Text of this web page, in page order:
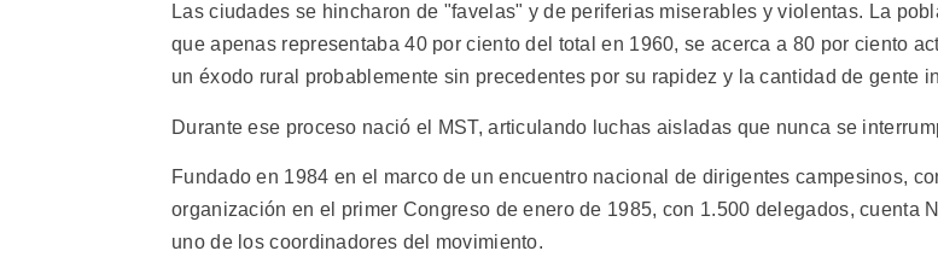
Las ciudades se hincharon de "favelas" y de periferias miserables y violentas. La
que apenas representaba 40 por ciento del total en 1960, se acerca a 80 por ciento
un éxodo rural probablemente sin precedentes por su rapidez y la cantidad de gente
Durante ese proceso nació el MST, articulando luchas aisladas que nunca se
Fundado en 1984 en el marco de un encuentro nacional de dirigentes campesinos,
organización en el primer Congreso de enero de 1985, con 1.500 delegados, cuenta
uno de los coordinadores del movimiento.